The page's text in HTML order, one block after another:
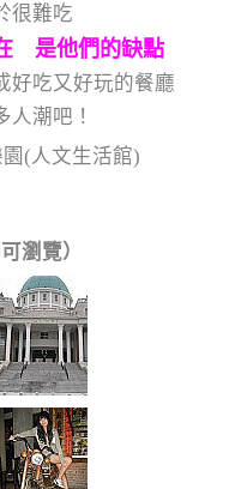
很難吃
是他們的缺點
吃又好玩的餐廳
人潮吧！
瀏覽）